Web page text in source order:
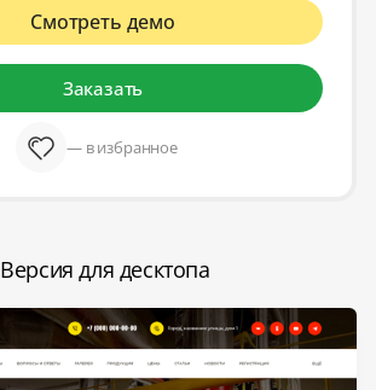
Смотреть демо
Заказать
— в избранное
Версия для десктопа